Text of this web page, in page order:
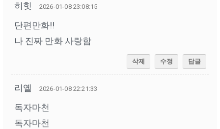
히힛 2026-01-08 23:08:15
단편만화!!
나 진짜 만화 사랑함
삭제 수정 답글
리옐 2026-01-08 22:21:33
독자마천
독자마천